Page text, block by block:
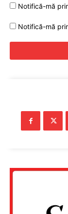
Notifică-mă
Notifică-mă